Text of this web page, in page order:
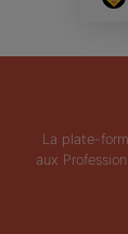
La plate-
aux